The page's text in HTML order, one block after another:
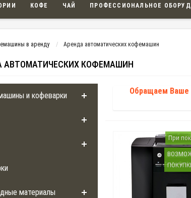
КОФЕ ЧАЙ ПРОФЕССИОНАЛЬНОЕ
в аренду Аренда автоматических кофемашин
АВТОМАТИЧЕСКИХ КОФЕМАШИН
и кофеварки
материалы
Обращаем Ваше
При